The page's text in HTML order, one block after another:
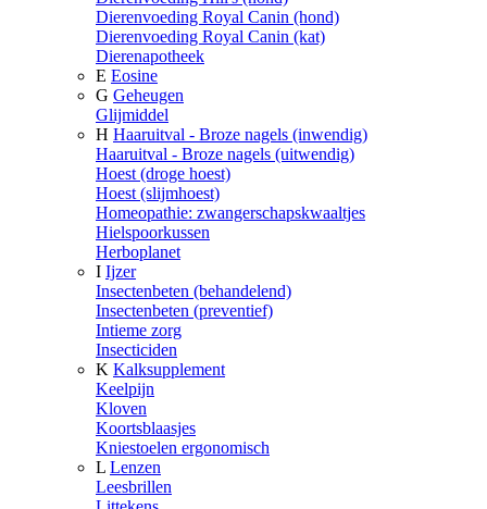
Dierenvoeding Royal Canin (hond)
Dierenvoeding Royal Canin (kat)
Dierenapotheek
E Eosine
G Geheugen
Glijmiddel
H Haaruitval - Broze nagels (inwendig)
Haaruitval - Broze nagels (uitwendig)
Hoest (droge hoest)
Hoest (slijmhoest)
Homeopathie: zwangerschapskwaaltjes
Hielspoorkussen
Herboplanet
I Ijzer
Insectenbeten (behandelend)
Insectenbeten (preventief)
Intieme zorg
Insecticiden
K Kalksupplement
Keelpijn
Kloven
Koortsblaasjes
Kniestoelen ergonomisch
L Lenzen
Leesbrillen